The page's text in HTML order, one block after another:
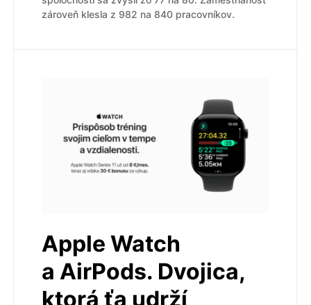
zároveň klesla z 982 na 840 pracovníkov.
Apple Watch
a AirPods. Dvojica,
ktorá ťa udrží